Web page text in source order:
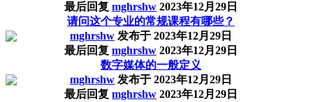
最后回复 mghrshw 2023年12月29日
请问这个专业的常规课程有哪些？
mghrshw 发布于 2023年12月29日
最后回复 mghrshw 2023年12月29日
数字媒体的一般定义
mghrshw 发布于 2023年12月29日
最后回复 mghrshw 2023年12月29日